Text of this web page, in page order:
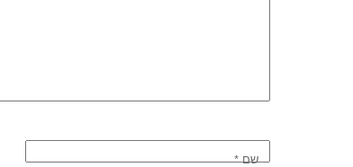
שם*